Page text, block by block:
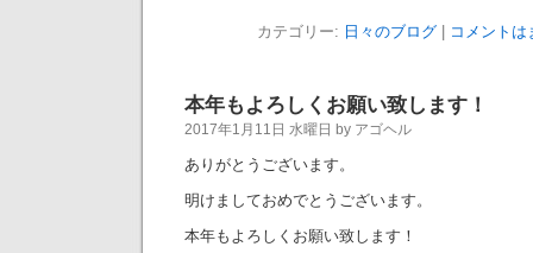
カテゴリー: 日々のブログ| コメントは
本年もよろしくお願い致します！
2017年1月11日 水曜日 by アゴヘル
ありがとうございます。
明けましておめでとうございます。
本年もよろしくお願い致します！